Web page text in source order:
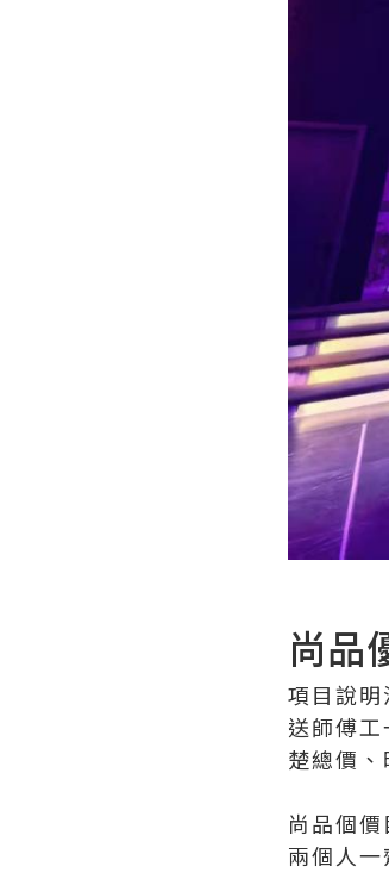
尚品
項目說
送師傅
楚總價
尚品個
兩個人